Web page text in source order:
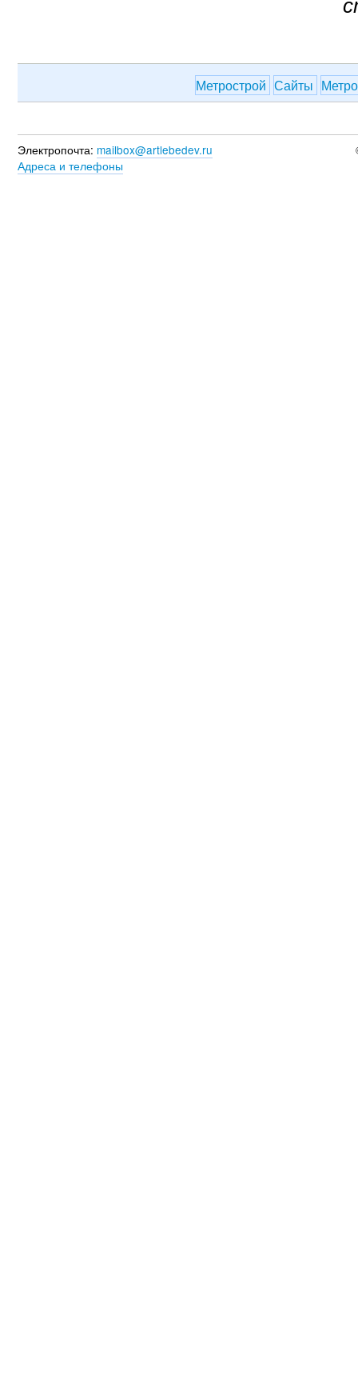
Метрострой Сайты
Электропочта: mailbox@artlebedev.ru
Адреса и телефоны